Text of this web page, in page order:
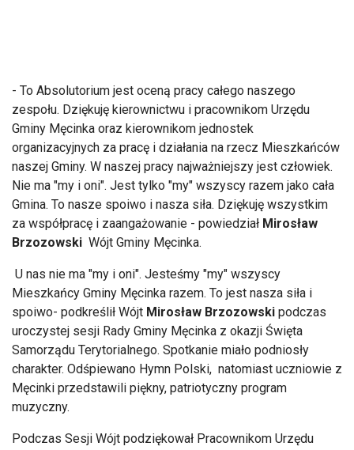
- To Absolutorium jest oceną pracy całego naszego
zespołu. Dziękuję kierownictwu i pracownikom Urzędu
Gminy Męcinka oraz kierownikom jednostek
organizacyjnych za pracę i działania na rzecz Mieszkańców
naszej Gminy. W naszej pracy najważniejszy jest człowiek.
Nie ma "my i oni". Jest tylko "my" wszyscy razem jako cała
Gmina. To nasze spoiwo i nasza siła. Dziękuję wszystkim
za współpracę i zaangażowanie - powiedział Mirosław
Brzozowski Wójt Gminy Męcinka.
U nas nie ma "my i oni". Jesteśmy "my" wszyscy
Mieszkańcy Gminy Męcinka razem. To jest nasza siła i
spoiwo- podkreślił Wójt Mirosław Brzozowski podczas
uroczystej sesji Rady Gminy Męcinka z okazji Święta
Samorządu Terytorialnego. Spotkanie miało podniosły
charakter. Odśpiewano Hymn Polski, natomiast uczniowie z
Męcinki przedstawili piękny, patriotyczny program
muzyczny.
Podczas Sesji Wójt podziękował Pracownikom Urzędu